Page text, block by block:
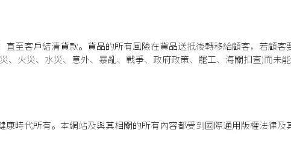
直至客戶結清貨款。貨品的所有風險在貨品送抵後轉移給顧客，若顧
、火災、水災、意外、暴亂、戰爭、政府政策、罷工、海關扣查)而
康時代所有。本網站及與其相關的所有內容都受到國際通用版權法律